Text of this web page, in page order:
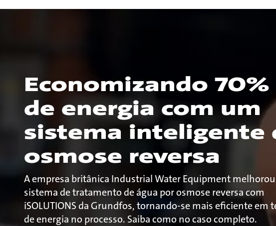
Economizando 70%
de energia com um
sistema inteligente
osmose reversa
A empresa britânica Industrial Water Equipment
sistema de tratamento de água por osmose reversa com
iSOLUTIONS da Grundfos, tornando-se mais eficiente em
de energia no processo. Saiba como no caso completo.